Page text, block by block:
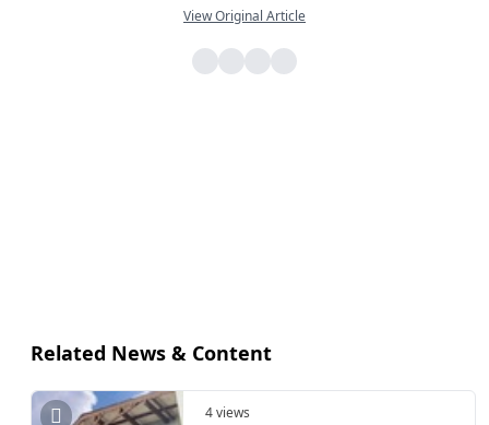
View Original Article
Related News & Content
4 views